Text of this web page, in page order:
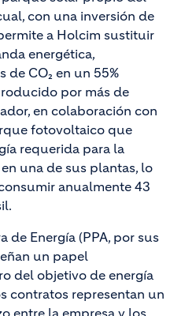
con una inversión de
a Holcim sustituir
energética,
de CO₂ en un 55%
por más de
en colaboración con
fotovoltaico que
requerida para la
una de sus plantas, lo
anualmente 43
de Energía (PPA, por sus
un papel
del objetivo de energía
contratos representan un
entre la empresa y los